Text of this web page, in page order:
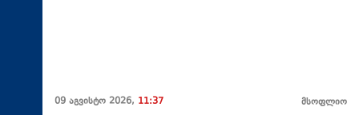
09 აგვისტო 2026, 11:37 მსოფლიო